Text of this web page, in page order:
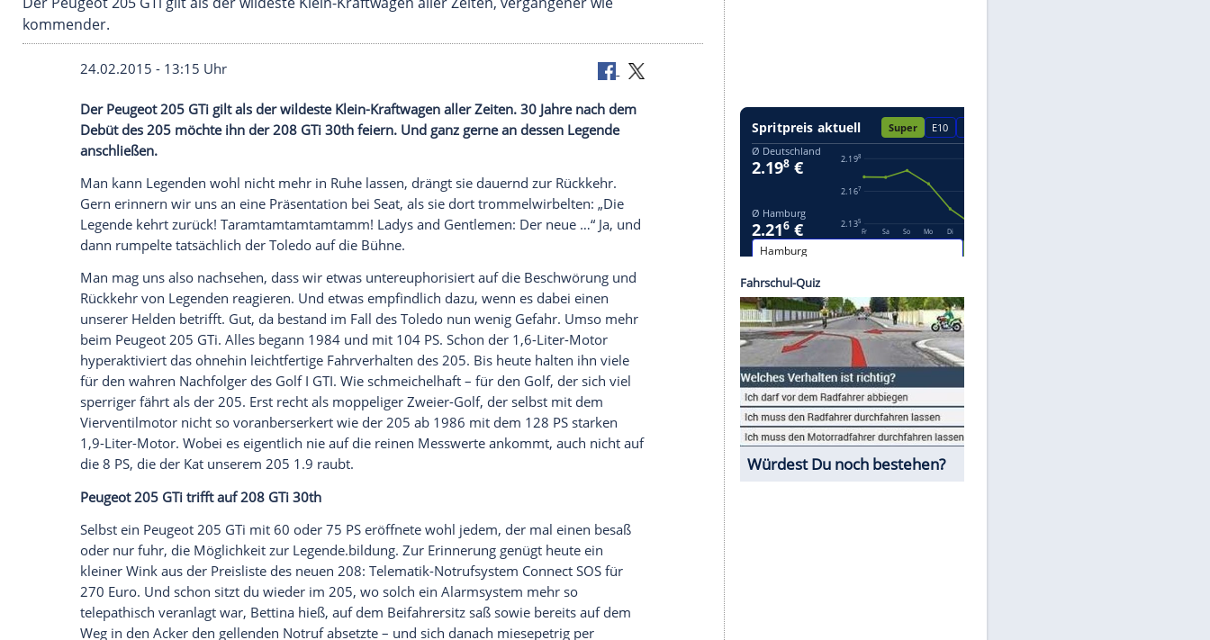
Hans-Dieter Seufert
Der Peugeot 205 GTi gilt als der wildeste Klein-Kraftwagen aller Zeiten, vergangener wie
kommender.
24.02.2015 - 13:15 Uhr
Der Peugeot 205 GTi gilt als der wildeste Klein-Kraftwagen aller Zeiten. 30 Jahre nach dem
Debüt des 205 möchte ihn der 208 GTi 30th feiern. Und ganz gerne an dessen Legende
anschließen.
Man kann Legenden wohl nicht mehr in Ruhe lassen, drängt sie dauernd zur Rückkehr .
Gern erinnern wir uns an eine Präsentation beiSeat, als sie dort trommelwirbelten: „Die
Legendekehrt zurück! Taramtamtamtamtamm! Ladys and Gentlemen: Der neue …“ Ja, und
dann rumpelte tatsächlich derToledo
Man mag uns also nachsehen, dass wir etwas untereuphorisiert auf die Beschwörung und
RückkehrvonLegendenreagieren. Und etwas empfindlich dazu, wenn es dabei einen
unserer Helden betrifft. Gut, da bestand im Fall desToledonun wenig Gefahr. Umso mehr
beimPeugeot205 GTi. Alles begann 1984 und mit 104 PS. Schon der 1,6-Liter-Motor
hyperaktiviert das ohnehin leichtfertigeFahrverhaltendes 205. Bis heute halten ihn viele
für den wahren Nachfolger des Golf I GTI. Wie schmeichelhaft – für den Golf, der sich viel